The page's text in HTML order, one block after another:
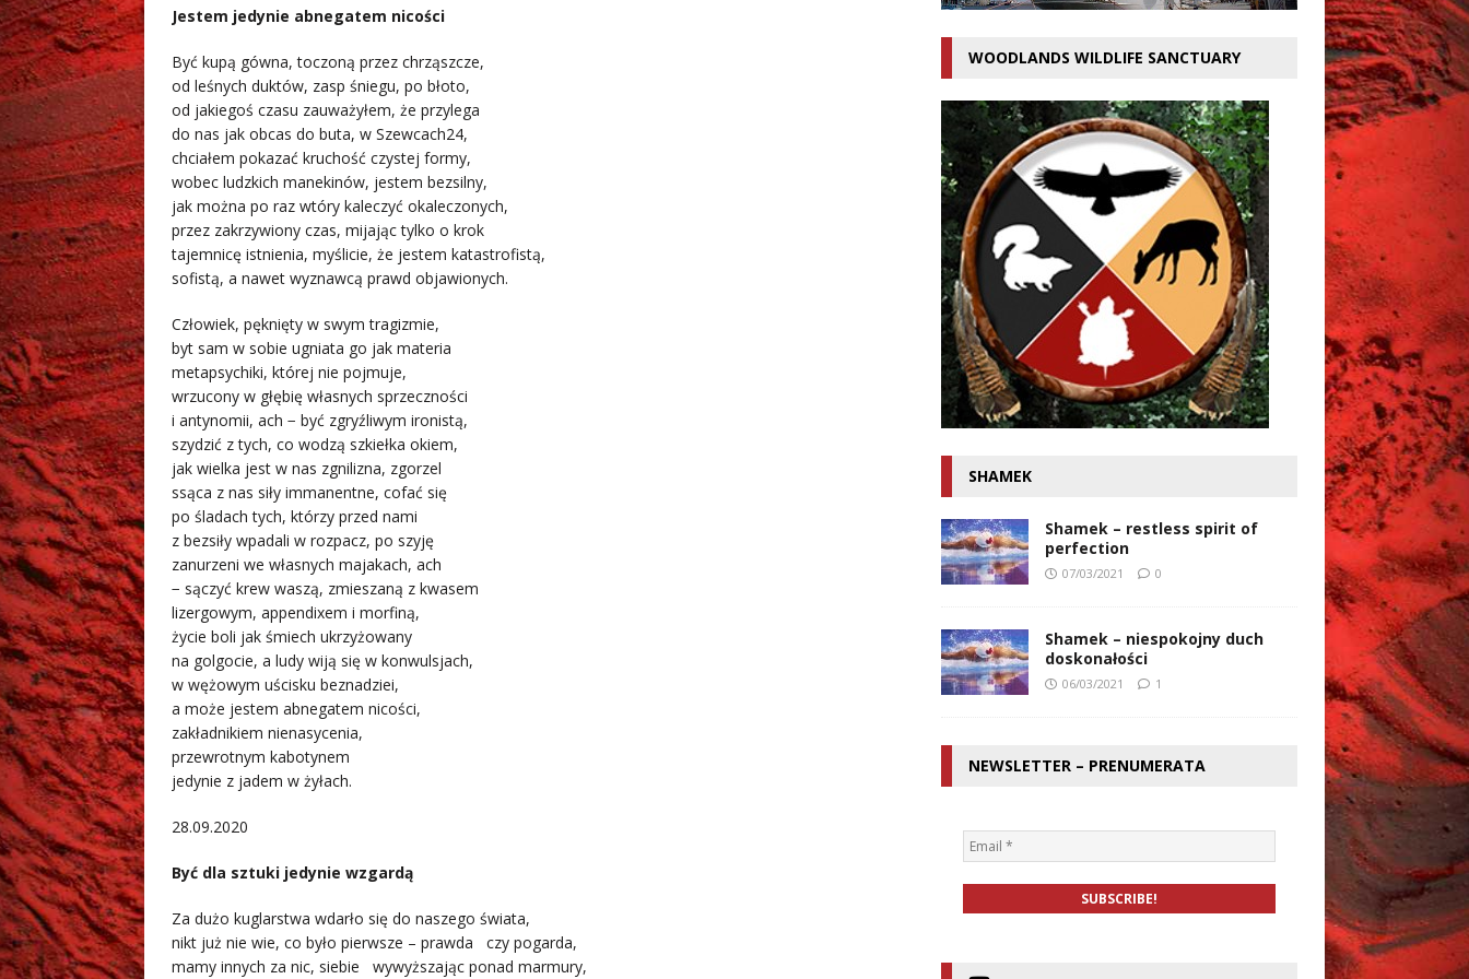
Jestem jedynie abnegatem nicości
Być kupą gówna, toczoną przez chrząszcze,
od leśnych duktów, zasp śniegu, po błoto,
od jakiegoś czasu zauważyłem, że przylega
do nas jak obcas do buta, w Szewcach24,
chciałem pokazać kruchość czystej formy,
wobec ludzkich manekinów, jestem bezsilny,
jak można po raz wtóry kaleczyć okaleczonych,
przez zakrzywiony czas, mijając tylko o krok
tajemnicę istnienia, myślicie, że jestem katastrofistą,
sofistą, a nawet wyznawcą prawd objawionych.
Człowiek, pęknięty w swym tragizmie,
byt sam w sobie ugniata go jak materia
metapsychiki, której nie pojmuje,
wrzucony w głębię własnych sprzeczności
i antynomii, ach − być zgryźliwym ironistą,
szydzić z tych, co wodzą szkiełka okiem,
jak wielka jest w nas zgnilizna, zgorzel
ssąca z nas siły immanentne, cofać się
po śladach tych, którzy przed nami
z bezsiły wpadali w rozpacz, po szyję
zanurzeni we własnych majakach, ach
− sączyć krew waszą, zmieszaną z kwasem
lizergowym, appendixem i morfiną,
życie boli jak śmiech ukrzyżowany
na golgocie, a ludy wiją się w konwulsjach,
w wężowym uścisku beznadziei,
a może jestem abnegatem nicości,
zakładnikiem nienasycenia,
przewrotnym kabotynem
jedynie z jadem w żyłach.
28.09.2020
Być dla sztuki jedynie wzgardą
Za dużo kuglarstwa wdarło się do naszego świata,
nikt już nie wie, co było pierwsze – prawda czy pogarda,
mamy innych za nic, siebie wywyższając ponad marmury,
WOODLANDS WILDLIFE SANCTUARY
SHAMEK
Shamek – restless spirit of
perfection
07/03/2021 0
Shamek – niespokojny duch
doskonałości
06/03/2021 1
NEWSLETTER – PRENUMERATA